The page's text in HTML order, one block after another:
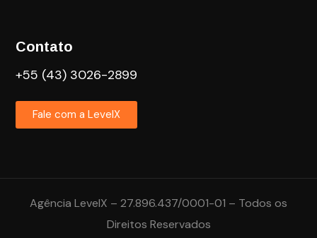
Contato
+55 (43) 3026-2899
Fale com a LevelX
Agência LevelX – 27.896.437/0001-01 – Todos os
Direitos Reservados